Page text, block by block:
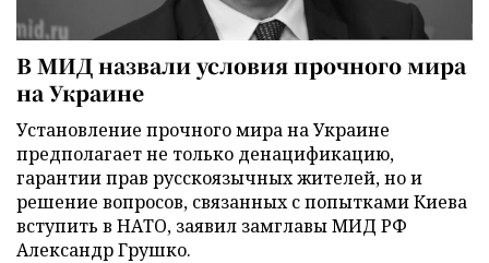
В МИД назвали условия прочного мира
на Украине
Установление прочного мира на Украине
предполагает не только денацификацию,
гарантии прав русскоязычных жителей, но и
решение вопросов, связанных с попытками Киева
вступить в НАТО, заявил замглавы МИД РФ
Александр Грушко.